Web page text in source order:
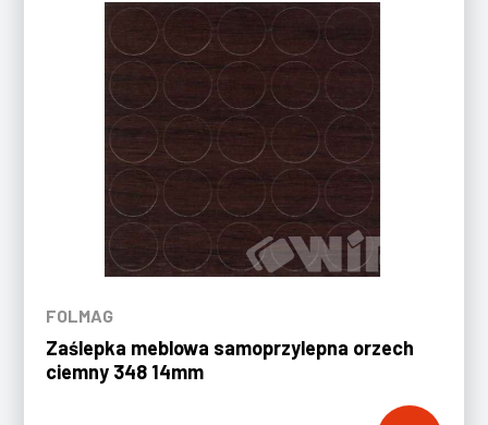
FOLMAG
Zaślepka meblowa samoprzylepna orzech
ciemny 348 14mm